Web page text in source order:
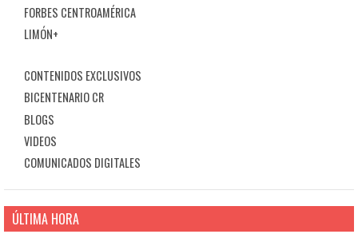
FORBES CENTROAMÉRICA
LIMÓN+
CONTENIDOS EXCLUSIVOS
BICENTENARIO CR
BLOGS
VIDEOS
COMUNICADOS DIGITALES
ÚLTIMA HORA